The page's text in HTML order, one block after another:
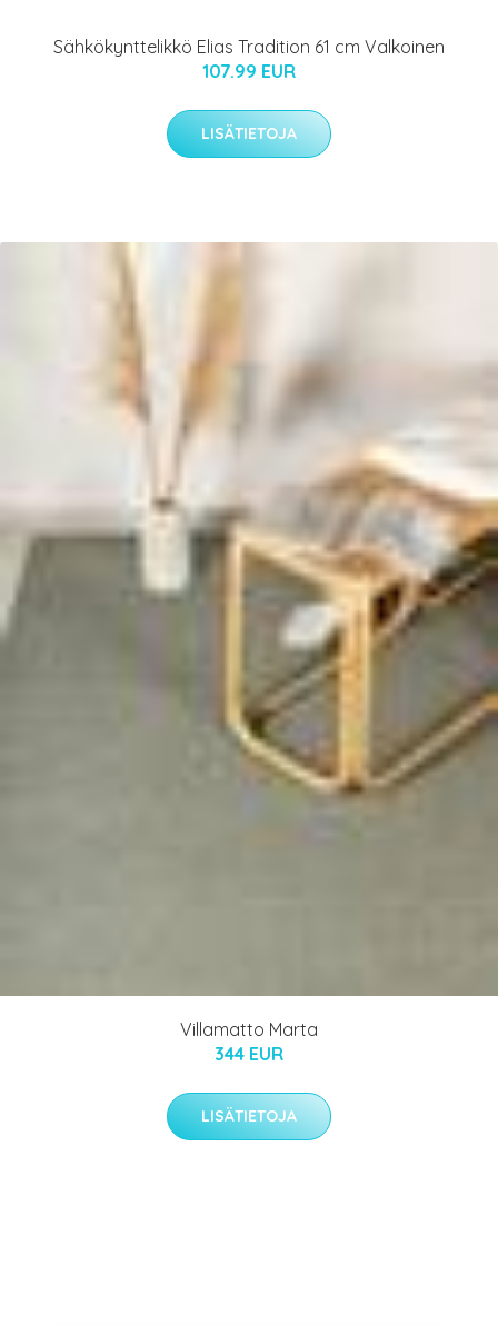
Sähkökynttelikkö Elias Tradition 61 cm Valkoinen
107.99 EUR
LISÄTIETOJA
Villamatto Marta
344 EUR
LISÄTIETOJA